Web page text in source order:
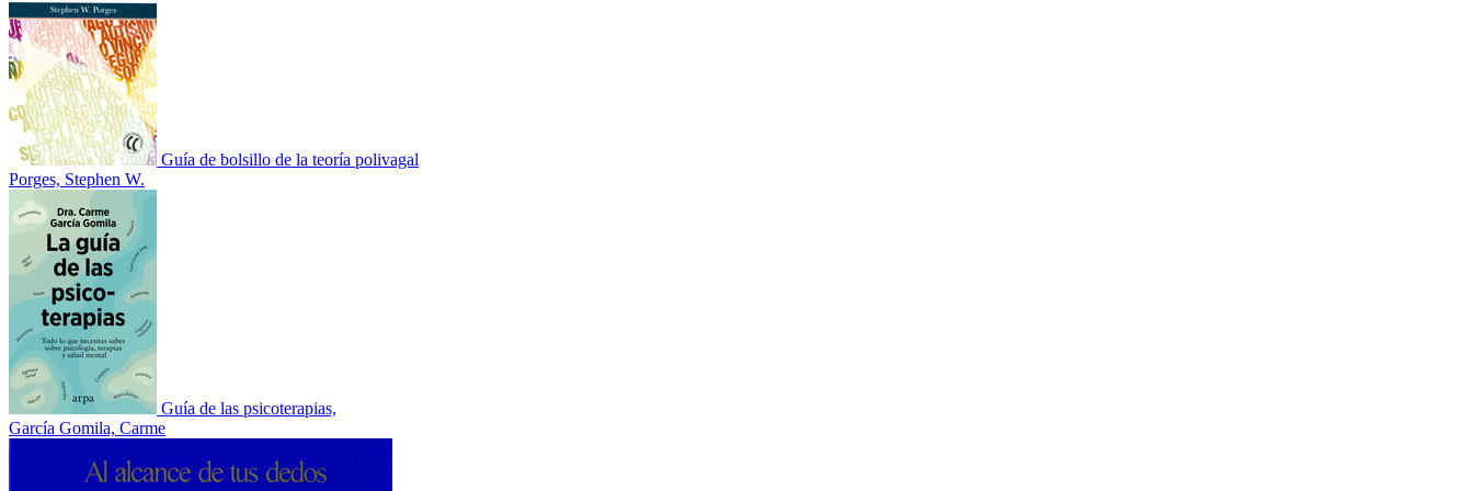
Guía de bolsillo de la teoría polivagal
Porges, Stephen W.
Guía de las psicoterapias,
García Gomila, Carme